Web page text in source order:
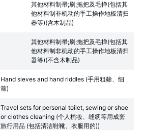
其他材料制帚;刷;拖把及毛掸(包括其
他材料制非机动的手工操作地板清扫
器等)(含木制品)
其他材料制帚;刷;拖把及毛掸(包括其
他材料制非机动的手工操作地板清扫
器等)(不含木制品)
Hand sieves and hand riddles (手用粗筛、细
筛)
Travel sets for personal toilet, sewing or shoe
or clothes cleaning (个人梳妆、缝纫等用成套
旅行用品 (包括清洁鞋靴、衣服用的))